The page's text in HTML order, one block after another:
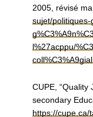
2005, révisé
sujet/
l%27acppu/
CUPE, “Quality
secondary
https://cupe.ca/